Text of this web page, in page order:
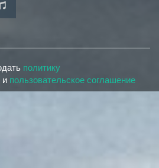
политику
и пользовательское соглашение